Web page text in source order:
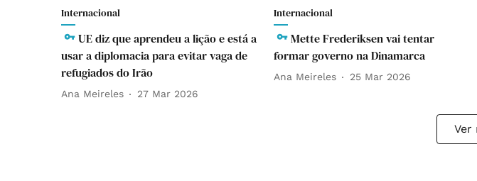
Internacional
UE diz que aprendeu a lição e está a
usar a diplomacia para evitar vaga de
refugiados do Irão
Ana Meireles 27 Mar 2026
Internacional
Mette Frederiksen vai tentar
formar governo na Dinamarca
Ana Meireles 25 Mar 2026
Ver